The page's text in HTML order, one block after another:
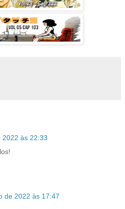
2022 às 22:33
de 2022 às 17:47